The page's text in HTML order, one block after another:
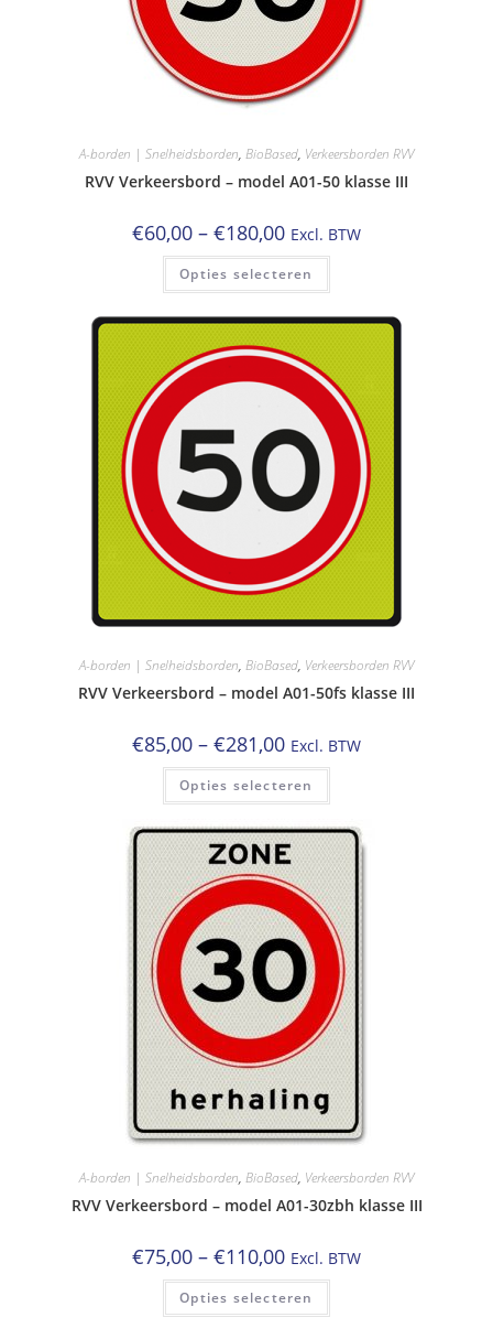
A-borden | Snelheidsborden, BioBased, Verkeersborden RVV
RVV Verkeersbord – model A01-50 klasse III
€60,00 – €180,00Prijsklasse:
€60,00
tot
€180,00
Excl. BTW
Opties selecteren
Dit
heeft
variaties.
gekozen
worden
op
de
productpagina
A-borden | Snelheidsborden, BioBased, Verkeersborden RVV
RVV Verkeersbord – model A01-50fs klasse III
€85,00 – €281,00Prijsklasse:
€85,00
tot
€281,00
Excl. BTW
Opties selecteren
Dit
heeft
variaties.
Deze
optie
kan
gekozen
worden
op
de
productpagina
A-borden | Snelheidsborden, BioBased, Verkeersborden RVV
RVV Verkeersbord – model A01-30zbh klasse III
€75,00 – €110,00Prijsklasse:
€75,00
tot
€110,00
Excl. BTW
Opties selecteren
Dit
heeft